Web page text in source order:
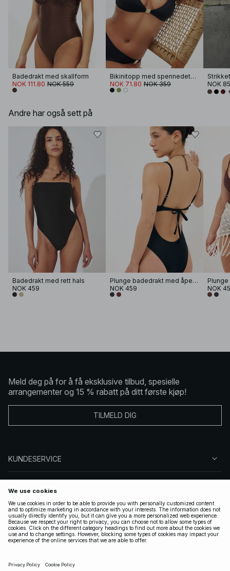
Badedrakt med skallform
NOK 111.80 NOK 559
Bikinitopp med spennedetaljer
NOK 71.80 NOK 359
NOK
Andre har også sett på
Badedrakt med rett hals
NOK 459
Plunge badedrakt med åpen rygg
NOK 459
NOK
Meld deg på for å få eksklusive tilbud, spesielle
arrangementer og 15 % rabatt på ditt første kjøp!
TILMELD DIG
KUNDESERVICE
FØLG OSS
LOVLIG